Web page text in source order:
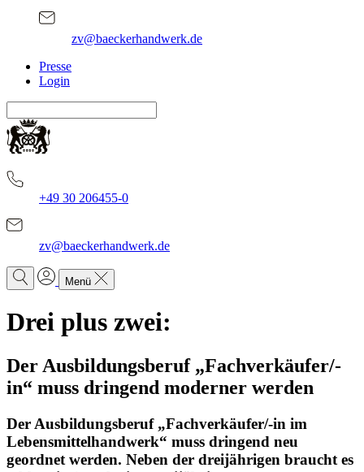
zv@baeckerhandwerk.de
Presse
Login
+49 30 206455-0
zv@baeckerhandwerk.de
Menü
Drei plus zwei:
Der Ausbildungsberuf „Fachverkäufer/-
in“ muss dringend moderner werden
Der Ausbildungsberuf „Fachverkäufer/-in im
Lebensmittelhandwerk“ muss dringend neu
geordnet werden. Neben der dreijährigen braucht es